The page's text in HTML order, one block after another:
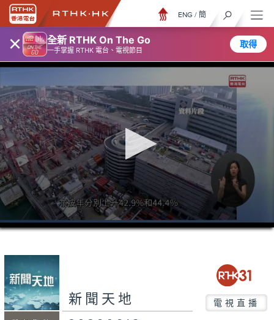
× 全新 RTHK On The Go
一手掌握 RTHK 電台、電視節目
取得
ENG / 簡
0
seconds
minutes,
seconds
新聞天地 電視直播